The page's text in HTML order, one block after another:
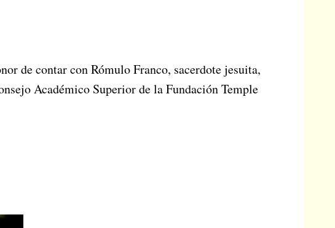
de contar con Rómulo Franco, sacerdote jesuita,
Académico Superior de la Fundación Temple